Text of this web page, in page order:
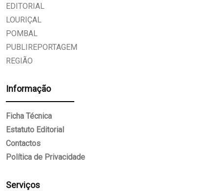
EDITORIAL
LOURIÇAL
POMBAL
PUBLIREPORTAGEM
REGIÃO
Informação
Ficha Técnica
Estatuto Editorial
Contactos
Política de Privacidade
Serviços